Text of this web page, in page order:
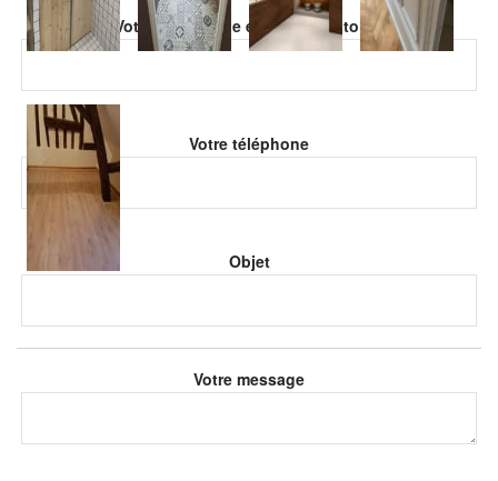
Votre adresse de email (obligatoire)
Votre téléphone
Objet
Votre message